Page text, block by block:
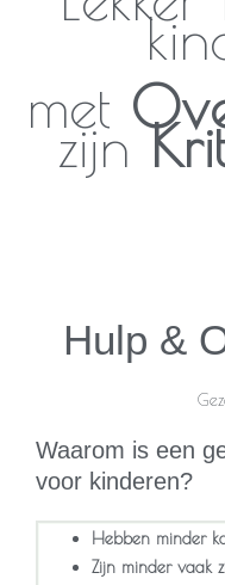
met
zijn
Hulp &
Waarom is een
voor kinderen?
Hebben minder
Zijn minder vaak